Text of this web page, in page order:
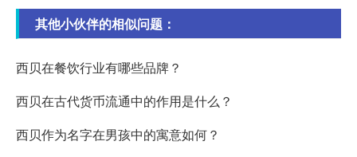
其他小伙伴的相似问题：
西贝在餐饮行业有哪些品牌？
西贝在古代货币流通中的作用是什么？
西贝作为名字在男孩中的寓意如何？